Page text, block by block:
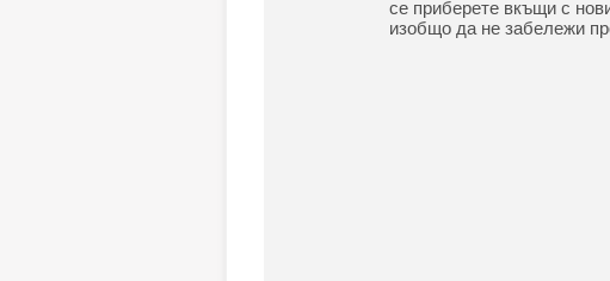
се приберете вкъщи с
изобщо да не забележи